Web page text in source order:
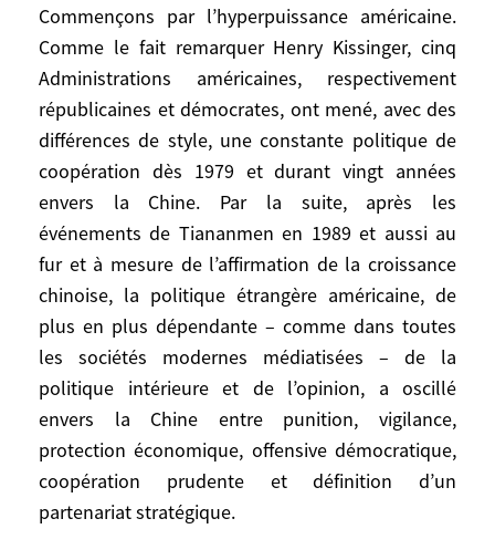
Commençons par l’hyperpuissance américaine.
Comme le fait remarquer Henry Kissinger, cinq
Administrations américaines, respectivement
républicaines et démocrates, ont mené, avec des
différences de style, une constante politique de
coopération dès 1979 et durant vingt années
envers la Chine. Par la suite, après les
événements de Tiananmen en 1989 et aussi au
fur et à mesure de l’affirmation de la croissance
chinoise, la politique étrangère américaine, de
plus en plus dépendante – comme dans toutes
les sociétés modernes médiatisées – de la
politique intérieure et de l’opinion, a oscillé
envers la Chine entre punition, vigilance,
protection économique, offensive démocratique,
coopération prudente et définition d’un
partenariat stratégique.
accéder à la société de consommation. Ils
veulent aussi être respectés, veiller à leurs
intérêts dans le monde – énergétiques et
autres –, et sont en train de le faire même
si le coût social en est élevé et le coût
écologique exorbitant. Les questions
commencent après: veulent-ils (re)devenir
une grande puissance, ce qui ne serait à
leurs yeux qu’un juste retour des choses?
Les autorités chinoises savent que cela ne
se passera pas si aisément ni à l’intérieur
ni à l’extérieur. C’est pourquoi elles
mettent parfois en avant la formule qui se
veut rassurante de l’ «émergence pacifique
de la Chine». Mais cela ne va pas de soi.
Les autres puissances dans le monde ont
des attentes diverses vis-à-vis de la Chine,
mais aussi des craintes diverses et
pourraient être tentées de s’allier si elles